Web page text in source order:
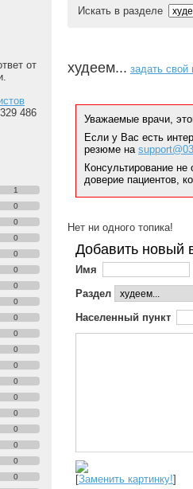
от
486
1
0
0
0
0
0
0
0
0
0
0
0
0
0
0
0
0
0
0
Искать в разделе
худеем... задать свой
Уважаемые врачи,
Если у Вас есть
резюме на
Консультирование
доверие пациентов,
Нет ни одного топика!
Добавить новый
Имя
Раздел
Населенный пункт
[Заменить картинку!]